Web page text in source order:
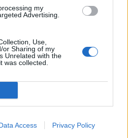
my
Advertising.
Use,
or Sharing of my
Unrelated with the
was collected.
Access Privacy Policy
μπορεί να
αλλά και να αυξήσει
να πάρουμε κιλά.
θερμίδων
λίγες ή ελάχιστες
πως θα χάσει και
μπορεί να μείωση τον